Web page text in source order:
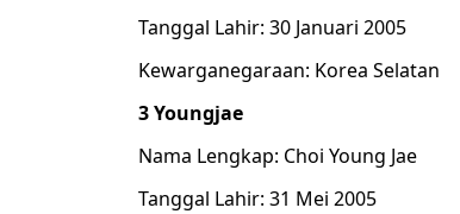
Tanggal Lahir: 30 Januari 2005
Kewarganegaraan: Korea Selatan
3 Youngjae
Nama Lengkap: Choi Young Jae
Tanggal Lahir: 31 Mei 2005